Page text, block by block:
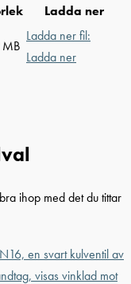
Ladda ner
Ladda ner fil:
Ladda ner
ihop med det du tittar